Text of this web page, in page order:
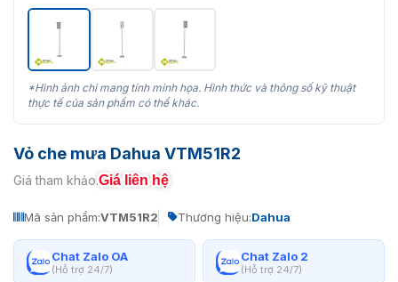
*Hình ảnh chỉ mang tính minh họa. Hình thức và thông số kỹ thuật
thực tế của sản phẩm có thể khác.
Vỏ che mưa Dahua VTM51R2
Giá tham khảo:Giá liên hệ
Mã sản phẩm:VTM51R2 Thương hiệu:Dahua
Chat Zalo OA
(Hỗ trợ 24/7)
Chat Zalo 2
(Hỗ trợ 24/7)